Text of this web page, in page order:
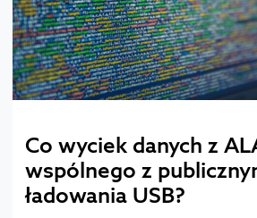
Co wyciek danych z
wspólnego z
ładowania USB?